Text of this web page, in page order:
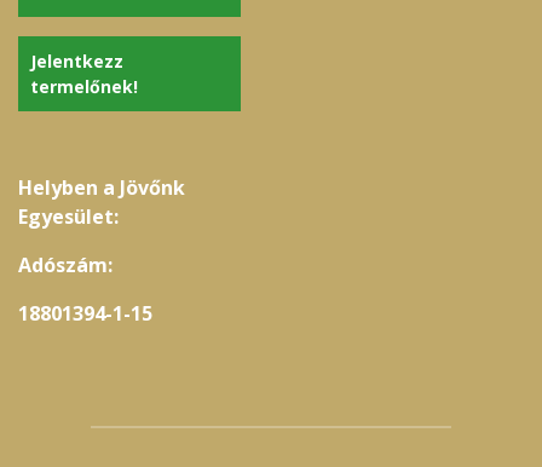
Jelentkezz
termelőnek!
Helyben a Jövőnk
Egyesület:
Adószám:
18801394-1-15